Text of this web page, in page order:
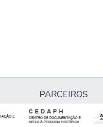
PARCEIROS